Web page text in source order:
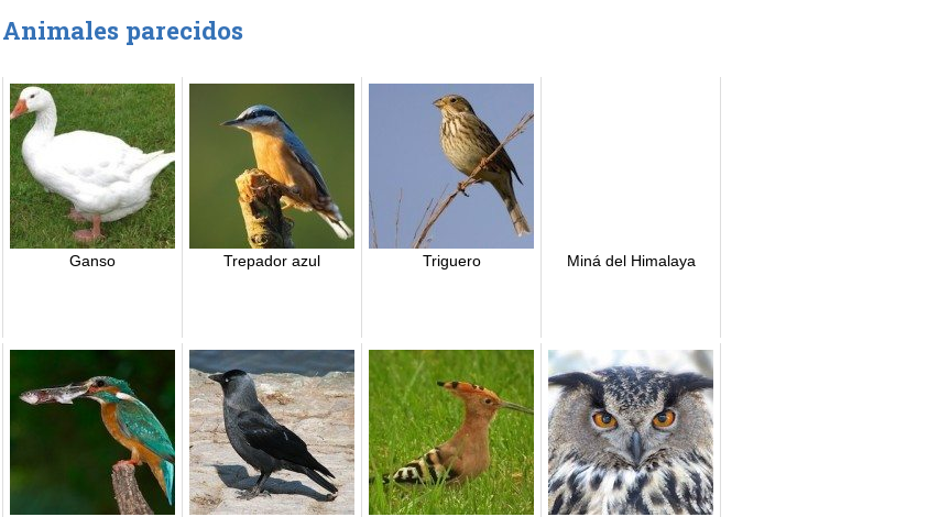
Animales parecidos
Ganso Trepador azul Triguero Miná del Himalaya